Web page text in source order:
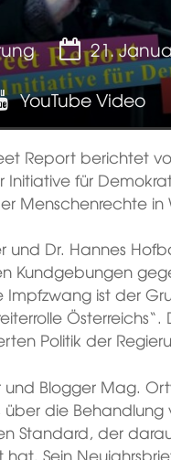
21.
YouTube Video
Report berichtet
Initiative für
Menschenrechte
und Dr. Hannes
Kundgebungen
Impfzwang ist der
Politik der
und Blogger Mag.
über die
Standard, der
hat. Sein